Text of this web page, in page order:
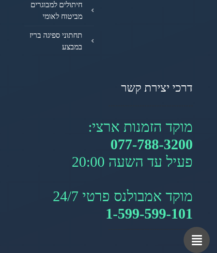
חיתולים למבוגרים
מביטוח לאומי
תחתוני ספיגה בריז
במבצע
דרכי יצירת קשר
מוקד הזמנות ארצי:
077-788-3200
פעיל עד השעה 20:00
מוקד אמבולנס פרטי 24/7
1-599-599-101